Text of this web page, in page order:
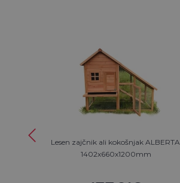
Lesen zajčnik ali kokošnjak ALBERTA,
1402x660x1200mm